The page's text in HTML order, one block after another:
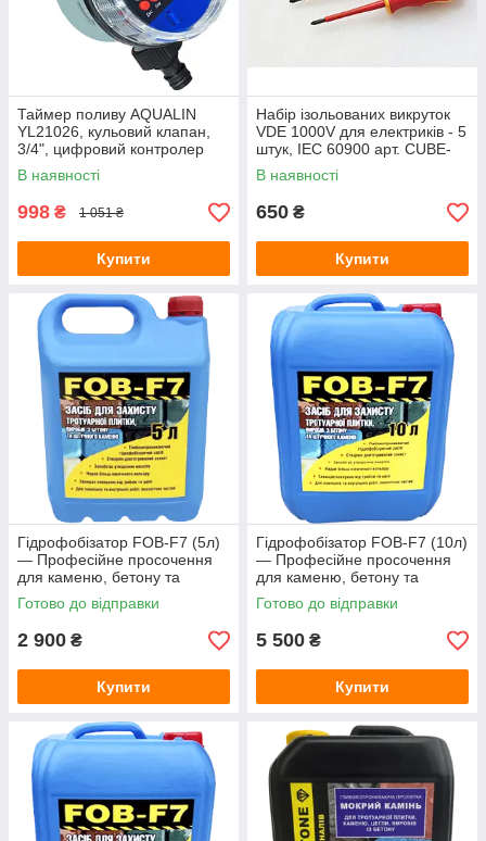
Зарядні станції
Метеостанції
Колориметри (вимірювачі кольору)
Товщиноміри
Вимірювання відстані і розмірів
Термогігрометри (RH)
Тестери електромагнітних полів (НЧ, ВЧ)
Вологоміри зерна
Телеметрія, ендоскопи, бороскопи
Контроль вібрацій
Ручні принтери (маркіратори)
PH-електроди
Таймер поливу AQUALIN
YL21026, кульовий клапан,
3/4", цифровий контролер
подачі води
В наявності
998 ₴ 1 051 ₴
Купити
Набір ізольованих викруток
VDE 1000V для електриків - 5
штук, IEC 60900 арт. CUBE-
1000/5
В наявності
650 ₴
Купити
Гідрофобізатор FOB-F7 (5л)
— Професійне просочення
для каменю, бетону та
тротуарної плитки (захист від
висолів)
Готово до відправки
2 900 ₴
Купити
Гідрофобізатор FOB-F7 (10л)
— Професійне просочення
для каменю, бетону та
тротуарної плитки (захист від
висолів)
Готово до відправки
5 500 ₴
Купити